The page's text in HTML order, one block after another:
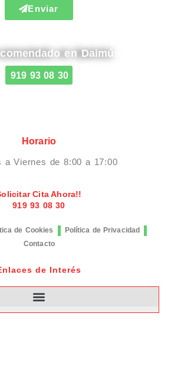
Enviar
en Daimús
919 93 08 30
Horario
a Viernes de 8:00 a 17:00
Cita Ahora!!
919 93 08 30
de Cookies
Política de Privacidad
Contacto
de Interés